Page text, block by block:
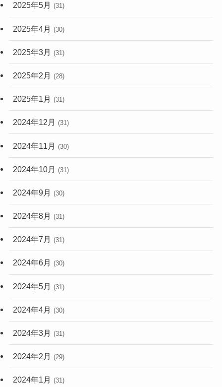
2025年5月 (31)
2025年4月 (30)
2025年3月 (31)
2025年2月 (28)
2025年1月 (31)
2024年12月 (31)
2024年11月 (30)
2024年10月 (31)
2024年9月 (30)
2024年8月 (31)
2024年7月 (31)
2024年6月 (30)
2024年5月 (31)
2024年4月 (30)
2024年3月 (31)
2024年2月 (29)
2024年1月 (31)